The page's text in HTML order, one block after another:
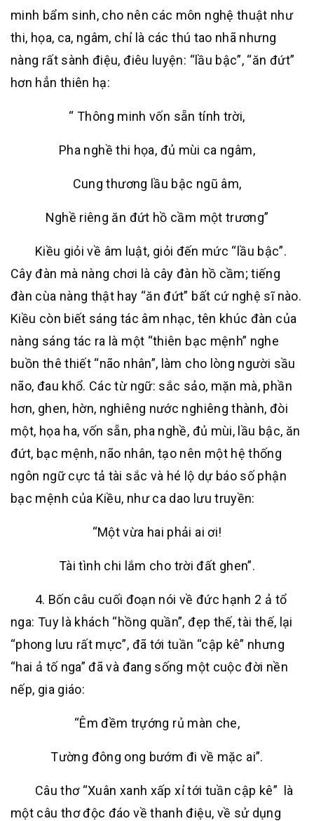
minh bẩm sinh, cho nên các môn nghệ thuật như
thi, họa, ca, ngâm, chỉ là các thú tao nhã nhưng
nàng rất sành điệu, điêu luyện: “lầu bậc”, “ăn đứt”
hơn hẳn thiên hạ:
“ Thông minh vốn sẵn tính trời,
Pha nghề thi họa, đủ mùi ca ngâm,
Cung thương lầu bậc ngũ âm,
Nghề riêng ăn đứt hồ cầm một trương”
Kiều giỏi về âm luật, giỏi đến mức “lầu bậc”.
Cây đàn mà nàng chơi là cây đàn hồ cầm; tiếng
đàn cùa nàng thật hay “ăn đứt” bất cứ nghệ sĩ nào.
Kiều còn biết sáng tác âm nhạc, tên khúc đàn của
nàng sáng tác ra là một “thiên bạc mệnh” nghe
buồn thê thiết “não nhân”, làm cho lòng người sầu
não, đau khổ. Các từ ngữ: sắc sảo, mặn mà, phần
hơn, ghen, hờn, nghiêng nước nghiêng thành, đòi
một, họa ha, vốn sẵn, pha nghề, đủ mùi, lầu bậc, ăn
đứt, bạc mệnh, não nhân, tạo nên một hệ thống
ngôn ngữ cực tả tài sắc và hé lộ dự báo số phận
bạc mệnh của Kiều, như ca dao lưu truyền:
“Một vừa hai phải ai ơi!
Tài tình chi lắm cho trời đất ghen”.
4. Bốn câu cuối đoạn nói về đức hạnh 2 ả tổ
nga: Tuy là khách “hồng quần”, đẹp thế, tài thế, lại
“phong lưu rất mực”, đã tới tuần “cập kê” nhưng
“hai ả tố nga” đã và đang sống một cuộc đời nền
nếp, gia giáo:
“Êm đềm trựớng rủ màn che,
Tường đông ong bướm đi về mặc ai”.
Câu thơ “Xuân xanh xấp xỉ tới tuần cập kê” là
một câu thơ độc đáo về thanh điệu, về sử dụng